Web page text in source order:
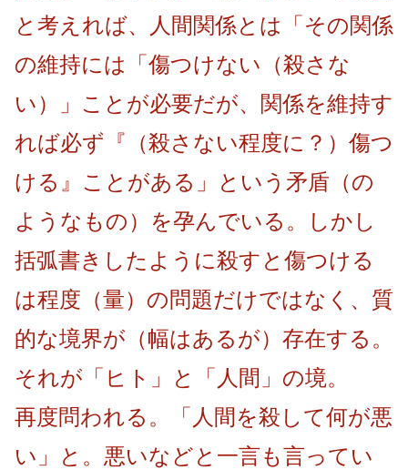
と考えれば、人間関係とは「その関係
の維持には「傷つけない（殺さな
い）」ことが必要だが、関係を維持す
れば必ず『（殺さない程度に？）傷つ
ける』ことがある」という矛盾（の
ようなもの）を孕んでいる。しかし
括弧書きしたように殺すと傷つける
は程度（量）の問題だけではなく、質
的な境界が（幅はあるが）存在する。
それが「ヒト」と「人間」の境。
再度問われる。「人間を殺して何が悪
い」と。悪いなどと一言も言ってい